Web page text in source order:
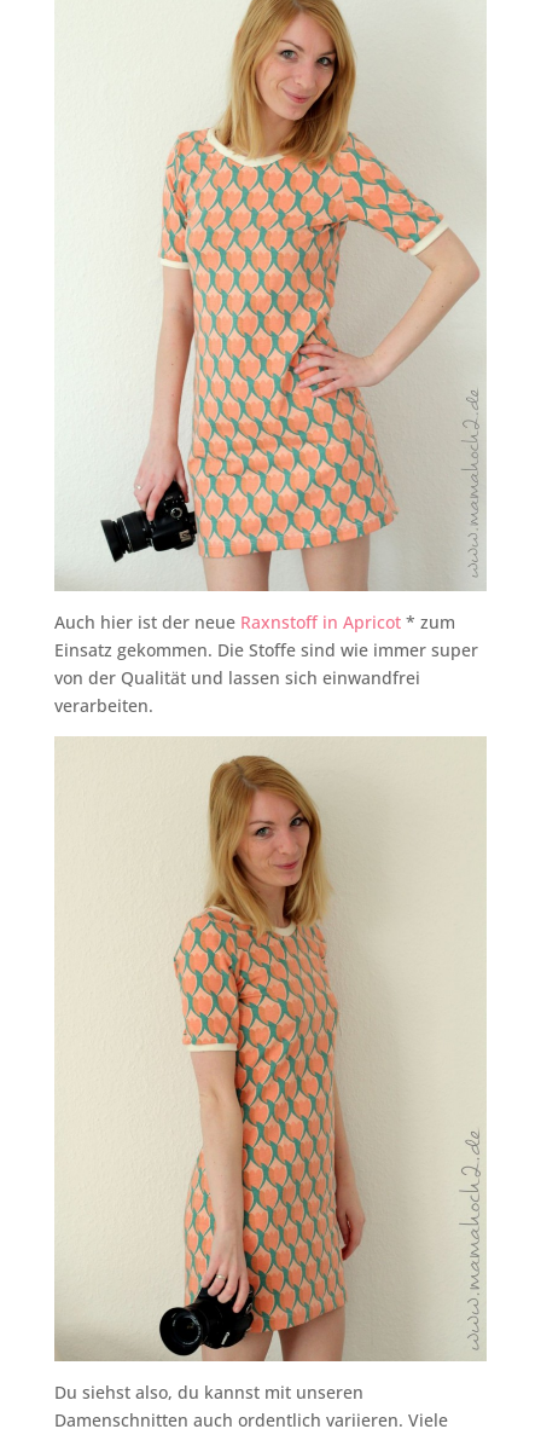
Auch hier ist der neue Raxnstoff in Apricot * zum
Einsatz gekommen. Die Stoffe sind wie immer super
von der Qualität und lassen sich einwandfrei
verarbeiten.
Du siehst also, du kannst mit unseren
Damenschnitten auch ordentlich variieren. Viele